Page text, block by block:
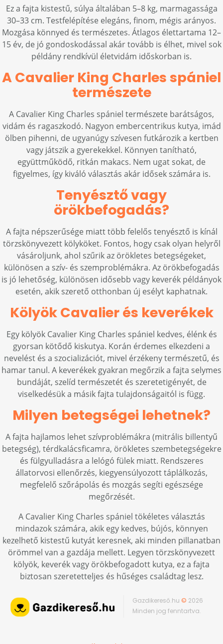
Ez a fajta kistestű, súlya általában 5–8 kg, marmagassága
30–33 cm. Testfelépítése elegáns, finom, mégis arányos.
Mozgása könnyed és természetes. Átlagos élettartama 12–
15 év, de jó gondoskodással akár tovább is élhet, mivel sok
példány rendkívül életvidám időskorban is.
A Cavalier King Charles spániel
természete
A Cavalier King Charles spániel természete barátságos,
vidám és ragaszkodó. Nagyon embercentrikus kutya, imád
ölben pihenni, de ugyanúgy szívesen futkározik a kertben
vagy játszik a gyerekekkel. Könnyen tanítható,
együttműködő, ritkán makacs. Nem ugat sokat, de
figyelmes, így kiváló választás akár idősek számára is.
Tenyésztő vagy
örökbefogadás?
A fajta népszerűsége miatt több felelős tenyésztő is kínál
törzskönyvezett kölyköket. Fontos, hogy csak olyan helyről
vásároljunk, ahol szűrik az örökletes betegségeket,
különösen a szív- és szemproblémákra. Az örökbefogadás
is jó lehetőség, különösen idősebb vagy keverék példányok
esetén, akik szerető otthonban új esélyt kaphatnak.
Kölyök Cavalier és keverékek
Egy kölyök Cavalier King Charles spániel kedves, élénk és
gyorsan kötődő kiskutya. Korán érdemes elkezdeni a
nevelést és a szocializációt, mivel érzékeny természetű, és
hamar tanul. A keverékek gyakran megőrzik a fajta selymes
bundáját, szelíd természetét és szeretetigényét, de
viselkedésük a másik fajta tulajdonságaitól is függ.
Milyen betegségei lehetnek?
A fajta hajlamos lehet szívproblémákra (mitrális billentyű
betegség), térdkalácsficamra, örökletes szembetegségekre
és fülgyulladásra a lelógó fülek miatt. Rendszeres
állatorvosi ellenőrzés, kiegyensúlyozott táplálkozás,
megfelelő szőrápolás és mozgás segíti egészsége
megőrzését.
A Cavalier King Charles spániel tökéletes választás
mindazok számára, akik egy kedves, bújós, könnyen
kezelhető kistestű kutyát keresnek, aki minden pillanatban
örömmel van a gazdája mellett. Legyen törzskönyvezett
kölyök, keverék vagy örökbefogadott kutya, ez a fajta
biztosan szeretetteljes és hűséges családtag lesz.
Gazdikereső.hu © 2026
Minden jog fenntartva.